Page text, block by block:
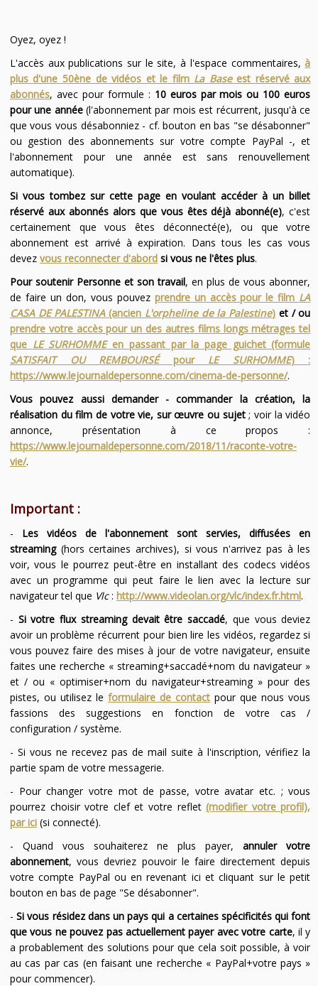
Oyez, oyez !
L'accès aux publications sur le site, à l'espace commentaires,à
plus d'une 50ène de vidéos et le film La Baseest réservé aux
abonnés, avec pour formule : 10 euros par mois ou 100 euros
pour une année(l'abonnement par mois est récurrent, jusqu'à ce
que vous vous désabonniez - cf. bouton en bas "se désabonner"
ou gestion des abonnements sur votre compte PayPal -, et
l'abonnement pour une année est sans renouvellement
automatique).
Si vous tombez sur cette page en voulant accéder à un billet
réservé aux abonnés alors que vous êtes déjà abonné(e), c'est
certainement que vous êtes déconnecté(e), ou que votre
abonnement est arrivé à expiration. Dans tous les cas vous
devez vous reconnecter d'abordsi vous ne l'êtes plus.
Pour soutenir Personne et son travail, en plus de vous abonner,
de faire un don, vous pouvez prendre un accès pour le film LA
CASA DE PALESTINA(ancien L'orpheline de la Palestine) et / ou
prendre votre accès pour un des autres films longs métrages tel
que LE SURHOMMEen passant par la page guichet (formule
SATISFAIT OU REMBOURSÉpour LE SURHOMME) :
https://www.lejournaldepersonne.com/cinema-de-personne/.
Vous pouvez aussi demander - commander la création, la
réalisation du film de votre vie, sur œuvre ou sujet; voir la vidéo
annonce, présentation à ce propos :
https://www.lejournaldepersonne.com/2018/11/raconte-votre-
vie/.
Important :
- Les vidéos de l'abonnement sont servies, diffusées en
streaming(hors certaines archives), si vous n'arrivez pas à les
voir, vous le pourrez peut-être en installant des codecs vidéos
avec un programme qui peut faire le lien avec la lecture sur
navigateur tel que Vlc: http://www.videolan.org/vlc/index.fr.html.
- Si votre flux streaming devait être saccadé, que vous deviez
avoir un problème récurrent pour bien lire les vidéos, regardez si
vous pouvez faire des mises à jour de votre navigateur, ensuite
faites une recherche « streaming+saccadé+nom du navigateur »
et / ou « optimiser+nom du navigateur+streaming » pour des
pistes, ou utilisez leformulaire de contact pour que nous vous
fassions des suggestions en fonction de votre cas /
configuration / système.
- Si vous ne recevez pas de mail suite à l'inscription, vérifiez la
partie spam de votre messagerie.
- Pour changer votre mot de passe, votre avatar etc. ; vous
pourrez choisir votre clef et votre reflet(modifier votre profil),
par ici(si connecté).
- Quand vous souhaiterez ne plus payer,annuler votre
abonnement, vous devriez pouvoir le faire directement depuis
votre compte PayPal ou en revenant ici et cliquant sur le petit
bouton en bas de page "Se désabonner".
-Si vous résidez dans un pays qui a certaines spécificités qui font
que vous ne pouvez pas actuellement payer avec votre carte, il y
a probablement des solutions pour que cela soit possible, à voir
au cas par cas (en faisant une recherche « PayPal+votre pays »
pour commencer).